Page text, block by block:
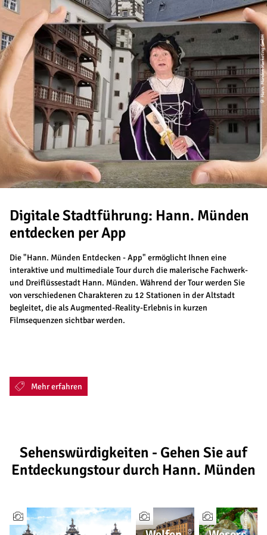
© Hann. Münden Marketing GmbH
Digitale Stadtführung: Hann. Münden
entdecken per App
Die "Hann. Münden Entdecken - App" ermöglicht Ihnen eine
interaktive und multimediale Tour durch die malerische Fachwerk-
und Dreiflüssestadt Hann. Münden. Während der Tour werden Sie
von verschiedenen Charakteren zu 12 Stationen in der Altstadt
begleitet, die als Augmented-Reality-Erlebnis in kurzen
Filmsequenzen sichtbar werden.
Mehr erfahren
Sehenswürdigkeiten - Gehen Sie auf
Entdeckungstour durch Hann. Münden